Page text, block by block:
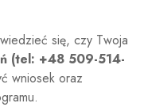
się, czy Twoja
(tel: +48 509-514-
wniosek oraz